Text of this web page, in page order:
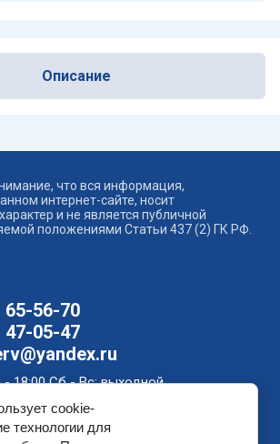
Описание
что вся информация,
интернет-сайте, носит
и не является публичной
положениями Статьи 437 (2) ГК РФ.
65-56-70
47-05-47
- 18:00 Сб - Вс: выходной
и склад в Архангельске: проспект
дом 181
cookie-
технологии для